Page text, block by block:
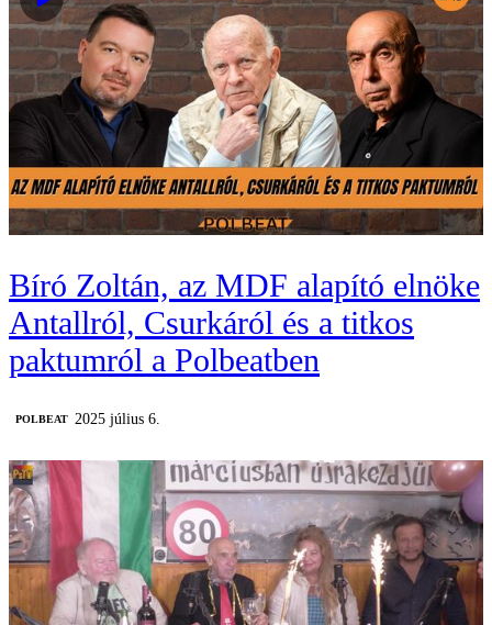
Bíró Zoltán, az MDF alapító elnöke
Antallról, Csurkáról és a titkos
paktumról a Polbeatben
‎POLBEAT 2025 július 6.